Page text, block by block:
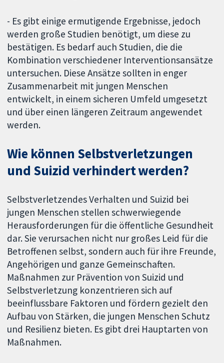
- Es gibt einige ermutigende Ergebnisse, jedoch
werden große Studien benötigt, um diese zu
bestätigen. Es bedarf auch Studien, die die
Kombination verschiedener Interventionsansätze
untersuchen. Diese Ansätze sollten in enger
Zusammenarbeit mit jungen Menschen
entwickelt, in einem sicheren Umfeld umgesetzt
und über einen längeren Zeitraum angewendet
werden.
Wie können Selbstverletzungen
und Suizid verhindert werden?
Selbstverletzendes Verhalten und Suizid bei
jungen Menschen stellen schwerwiegende
Herausforderungen für die öffentliche Gesundheit
dar. Sie verursachen nicht nur großes Leid für die
Betroffenen selbst, sondern auch für ihre Freunde,
Angehörigen und ganze Gemeinschaften.
Maßnahmen zur Prävention von Suizid und
Selbstverletzung konzentrieren sich auf
beeinflussbare Faktoren und fördern gezielt den
Aufbau von Stärken, die jungen Menschen Schutz
und Resilienz bieten. Es gibt drei Hauptarten von
Maßnahmen.